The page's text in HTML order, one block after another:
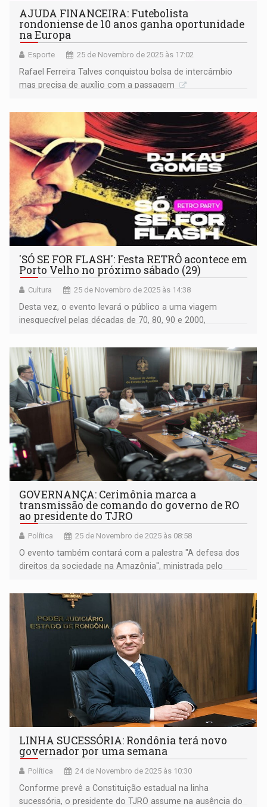
AJUDA FINANCEIRA: Futebolista
rondoniense de 10 anos ganha oportunidade
na Europa
Esporte 25 de Novembro de 2025 às 17:02
Rafael Ferreira Talves conquistou bolsa de intercâmbio
mas precisa de auxílio com a passagem
'SÓ SE FOR FLASH': Festa RETRÔ acontece em
Porto Velho no próximo sábado (29)
Cultura 25 de Novembro de 2025 às 14:38
Desta vez, o evento levará o público a uma viagem
inesquecível pelas décadas de 70, 80, 90 e 2000,
GOVERNANÇA: Cerimônia marca a
transmissão de comando do governo de RO
ao presidente do TJRO
Política 25 de Novembro de 2025 às 08:58
O evento também contará com a palestra "A defesa dos
direitos da sociedade na Amazônia", ministrada pelo
LINHA SUCESSÓRIA: Rondônia terá novo
governador por uma semana
Política 24 de Novembro de 2025 às 10:30
Conforme prevê a Constituição estadual na linha
sucessória, o presidente do TJRO assume na ausência do